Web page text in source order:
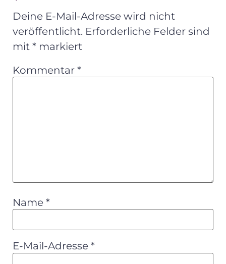
Deine E-Mail-Adresse wird nicht
veröffentlicht. Erforderliche Felder sind
mit * markiert
Kommentar *
Name *
E-Mail-Adresse *